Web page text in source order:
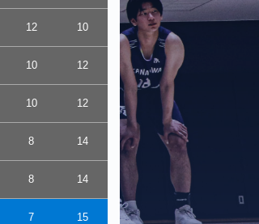
12 10
10 12
10 12
8 14
8 14
7 15